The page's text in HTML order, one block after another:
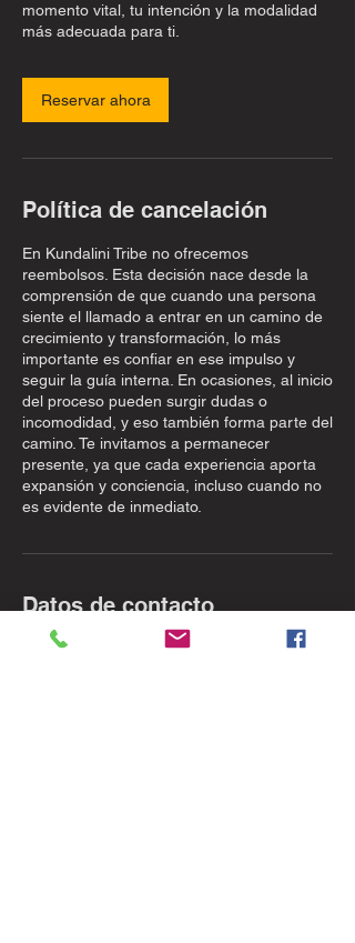
momento vital, tu intención y la modalidad
más adecuada para ti.
Reservar ahora
Política de cancelación
En Kundalini Tribe no ofrecemos
reembolsos. Esta decisión nace desde la
comprensión de que cuando una persona
siente el llamado a entrar en un camino de
crecimiento y transformación, lo más
importante es confiar en ese impulso y
seguir la guía interna. En ocasiones, al inicio
del proceso pueden surgir dudas o
incomodidad, y eso también forma parte del
camino. Te invitamos a permanecer
presente, ya que cada experiencia aporta
expansión y conciencia, incluso cuando no
es evidente de inmediato.
Datos de contacto
Carretera Tulum - Cancún km 256, Rancho